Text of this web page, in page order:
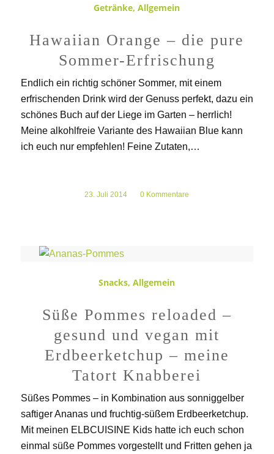
Getränke,Allgemein
Hawaiian Orange – die pure
Sommer-Erfrischung
Endlich ein richtig schöner Sommer, mit einem
erfrischenden Drink wird der Genuss perfekt, dazu ein
schönes Buch auf der Liege im Garten – herrlich!
Meine alkohlfreie Variante des Hawaiian Blue kann
ich euch nur empfehlen! Feine Zutaten,…
23. Juli 2014
/ 0 Kommentare
Snacks,Allgemein
Süße Pommes reloaded –
gesund und vegan mit
Erdbeerketchup – meine
Tatort Knabberei
Süßes Pommes – in Kombination aus sonniggelber
saftiger Ananas und fruchtig-süßem Erdbeerketchup.
Mit meinen ELBCUISINE Kids hatte ich euch schon
einmal süße Pommes vorgestellt und Fritten gehen ja